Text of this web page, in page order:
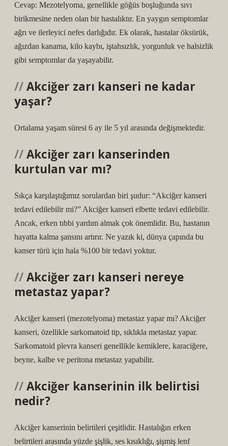
Cevap: Mezotelyoma, genellikle göğüs boşluğunda sıvı
birikmesine neden olan bir hastalıktır. En yaygın semptomlar
ağrı ve ilerleyici nefes darlığıdır. Ek olarak, hastalar öksürük,
ağızdan kanama, kilo kaybı, iştahsızlık, yorgunluk ve halsizlik
gibi semptomlar da yaşayabilir.
Akciğer zarı kanseri ne kadar
yaşar?
Ortalama yaşam süresi 6 ay ile 5 yıl arasında değişmektedir.
Akciğer zarı kanserinden
kurtulan var mı?
Sıkça karşılaştığımız sorulardan biri şudur: “Akciğer kanseri
tedavi edilebilir mi?” Akciğer kanseri elbette tedavi edilebilir.
Ancak, erken tıbbi yardım almak çok önemlidir. Bu, hastanın
hayatta kalma şansını artırır. Ne yazık ki, dünya çapında bu
kanser türü için hala %100 bir tedavi yoktur.
Akciğer zarı kanseri nereye
metastaz yapar?
Akciğer kanseri (mezotelyoma) metastaz yapar mı? Akciğer
kanseri, özellikle sarkomatoid tip, sıklıkla metastaz yapar.
Sarkomatoid plevra kanseri genellikle kemiklere, karaciğere,
beyne, kalbe ve peritona metastaz yapabilir.
Akciğer kanserinin ilk belirtisi
nedir?
Akciğer kanserinin belirtileri çeşitlidir. Hastalığın erken
belirtileri arasında yüzde şişlik, ses kısıklığı, şişmiş lenf